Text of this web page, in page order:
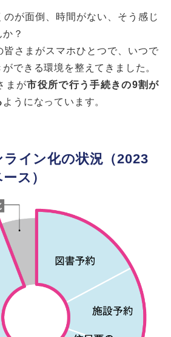
が面倒、時間がない、そう感じ
？
皆さまがスマホひとつで、いつで
できる環境を整えてきました。
まが市役所で行う手続きの9割が
ようになっています。
イン化の状況（2023
ス）